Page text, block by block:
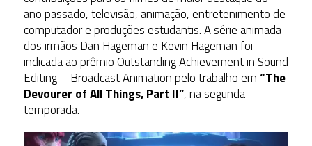
ano passado, televisão, animação, entretenimento de
computador e produções estudantis. A série animada
dos irmãos Dan Hageman e Kevin Hageman foi
indicada ao prêmio Outstanding Achievement in Sound
Editing – Broadcast Animation pelo trabalho em“The
Devourer of All Things, Part II”, na segunda
temporada.